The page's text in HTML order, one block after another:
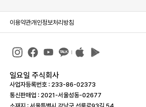
이용약관개인정보처리방침
일요일 주식회사
사업자등록번호 : 233-86-023­73
통신판매업 : 2021-서울성동-02677